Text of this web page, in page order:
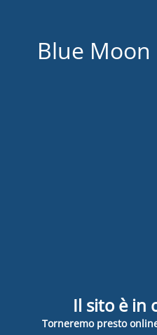
Blue
Il sito è in
Torneremo presto